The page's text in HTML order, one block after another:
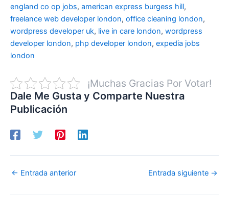
england co op jobs, american express burgess hill,
freelance web developer london, office cleaning london,
wordpress developer uk, live in care london, wordpress
developer london, php developer london, expedia jobs
london
¡Muchas Gracias Por Votar!
Dale Me Gusta y Comparte Nuestra
Publicación
← Entrada anterior Entrada siguiente →